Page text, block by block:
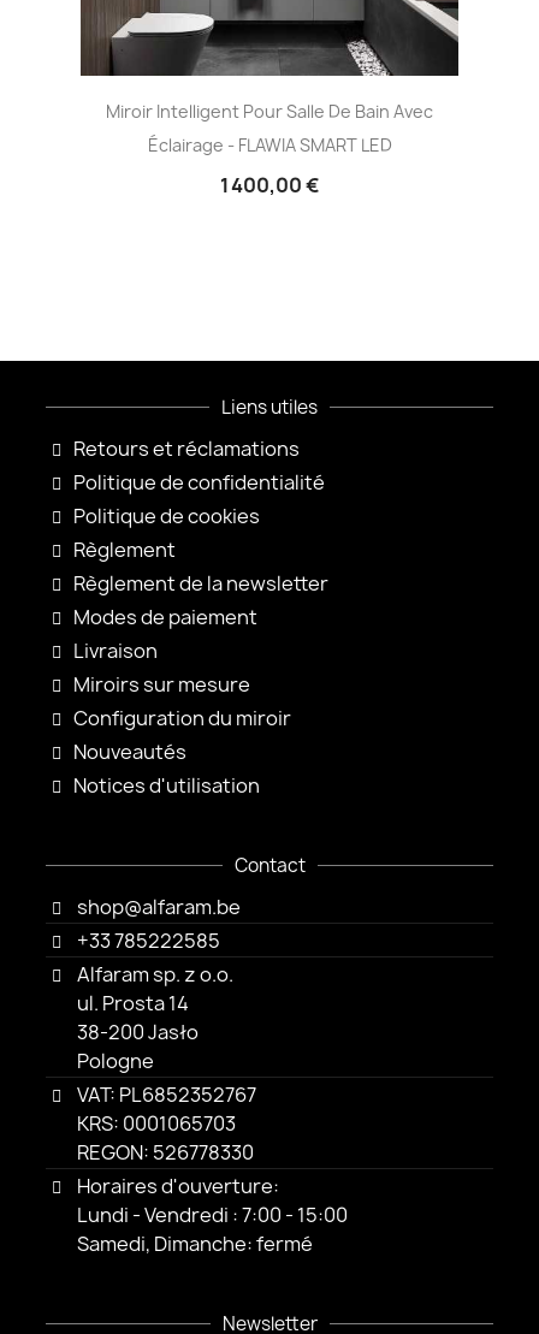
Miroir Intelligent Pour Salle De Bain Avec
Éclairage - FLAWIA SMART LED
1 400,00 €
Liens utiles
Retours et réclamations
Politique de confidentialité
Politique de cookies
Règlement
Règlement de la newsletter
Modes de paiement
Livraison
Miroirs sur mesure
Configuration du miroir
Nouveautés
Notices d'utilisation
Contact
shop@alfaram.be
+33 785222585
Alfaram sp. z o.o.
ul. Prosta 14
38-200 Jasło
Pologne
VAT: PL6852352767
KRS: 0001065703
REGON: 526778330
Horaires d'ouverture:
Lundi - Vendredi : 7:00 - 15:00
Samedi, Dimanche: fermé
Newsletter